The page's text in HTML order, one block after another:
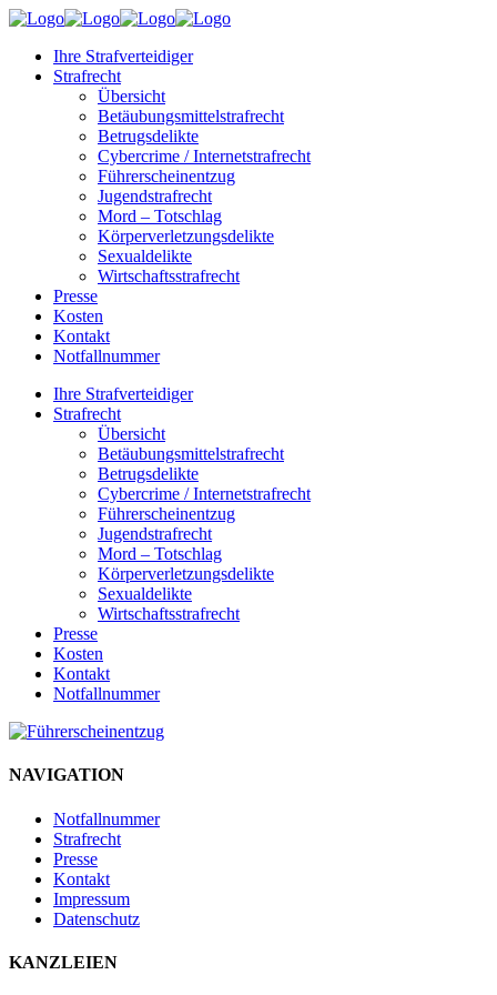
Ihre Strafverteidiger
Strafrecht
Übersicht
Betäubungsmittelstrafrecht
Betrugsdelikte
Cybercrime / Internetstrafrecht
Führerscheinentzug
Jugendstrafrecht
Mord – Totschlag
Körperverletzungsdelikte
Sexualdelikte
Wirtschaftsstrafrecht
Presse
Kosten
Kontakt
Notfallnummer
Ihre Strafverteidiger
Strafrecht
Übersicht
Betäubungsmittelstrafrecht
Betrugsdelikte
Cybercrime / Internetstrafrecht
Führerscheinentzug
Jugendstrafrecht
Mord – Totschlag
Körperverletzungsdelikte
Sexualdelikte
Wirtschaftsstrafrecht
Presse
Kosten
Kontakt
Notfallnummer
NAVIGATION
Notfallnummer
Strafrecht
Presse
Kontakt
Impressum
Datenschutz
KANZLEIEN